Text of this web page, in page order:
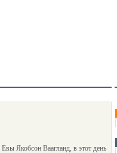
Якобсон Ваагланд, в этот день